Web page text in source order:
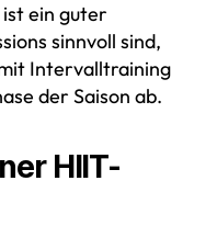
ist ein guter
sinnvoll sind,
Intervalltraining
der Saison ab.
HIIT-